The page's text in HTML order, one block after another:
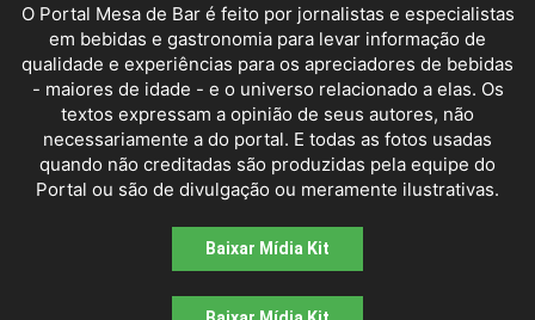
O Portal Mesa de Bar é feito por jornalistas e especialistas
em bebidas e gastronomia para levar informação de
qualidade e experiências para os apreciadores de bebidas
- maiores de idade - e o universo relacionado a elas. Os
textos expressam a opinião de seus autores, não
necessariamente a do portal. E todas as fotos usadas
quando não creditadas são produzidas pela equipe do
Portal ou são de divulgação ou meramente ilustrativas.
Baixar Mídia Kit